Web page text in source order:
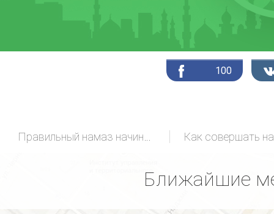
100
Правильный намаз начинающих Как совершать
Ближайшие